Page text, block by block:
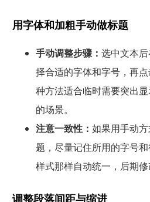
用字体和加粗手动做标题
手动调整步骤： 选中文本
择合适的字体和字号，再
种方法适合临时需要突出
的场景。
注意一致性： 如果用手动
题，尽量记住所用的字号
样式那样自动统一，后期修
调整段落间距与缩进